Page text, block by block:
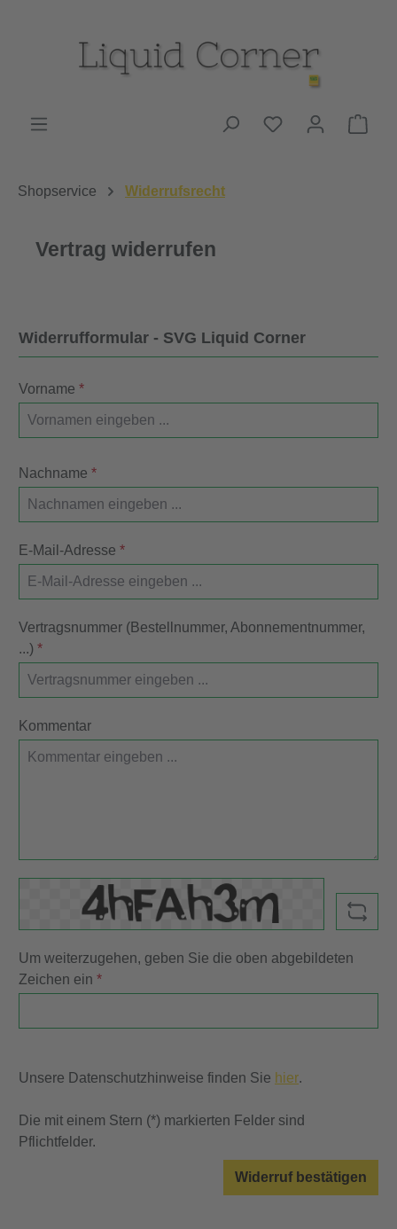
Du hast 0
Shopservice Widerrufsrecht
Vertrag widerrufen
Widerrufformular - SVG Liquid Corner
Vorname *
Nachname *
E-Mail-Adresse *
Vertragsnummer (Bestellnummer, Abonnementnummer,
...) *
Kommentar
Um weiterzugehen, geben Sie die oben abgebildeten
Zeichen ein *
Unsere Datenschutzhinweise finden Sie hier.
Die mit einem Stern (*) markierten Felder sind
Pflichtfelder.
Widerruf bestätigen